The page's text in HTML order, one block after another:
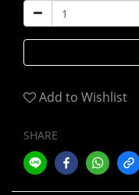
Add to Wishlist
SHARE